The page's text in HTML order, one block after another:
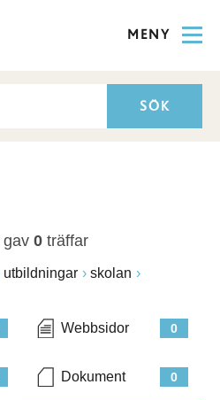
MENY
gav 0 träffar
utbildningar skolan
0
Webbsidor
0
Dokument